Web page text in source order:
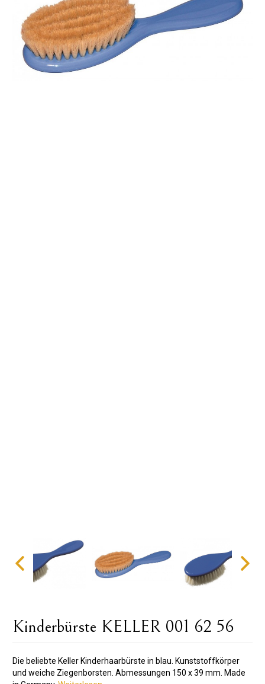
Kinderbürste KELLER 001 62 56
Die beliebte Keller Kinderhaarbürste in blau. Kunststoffkörper
und weiche Ziegenborsten. Abmessungen 150 x 39 mm. Made